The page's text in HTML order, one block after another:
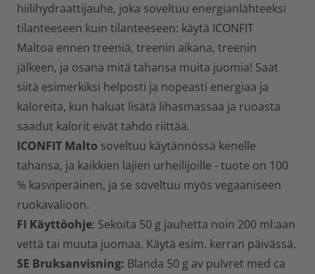
hiilihydraattijauhe, joka soveltuu energianlähteeksi
tilanteeseen kuin tilanteeseen: käytä ICONFIT
Maltoa ennen treeniä, treenin aikana, treenin
jälkeen, ja osana mitä tahansa muita juomia! Saat
siitä esimerkiksi helposti ja nopeasti energiaa ja
kaloreita, kun haluat lisätä lihasmassaa ja ruoasta
saadut kalorit eivät tahdo riittää.
ICONFIT Malto soveltuu käytännössä kenelle
tahansa, ja kaikkien lajien urheilijoille - tuote on 100
% kasviperäinen, ja se soveltuu myös vegaaniseen
ruokavalioon.
FI Käyttöohje: Sekoita 50 g jauhetta noin 200 ml:aan
vettä tai muuta juomaa. Käytä esim. kerran päivässä.
SE Bruksanvisning: Blanda 50 g av pulvret med ca